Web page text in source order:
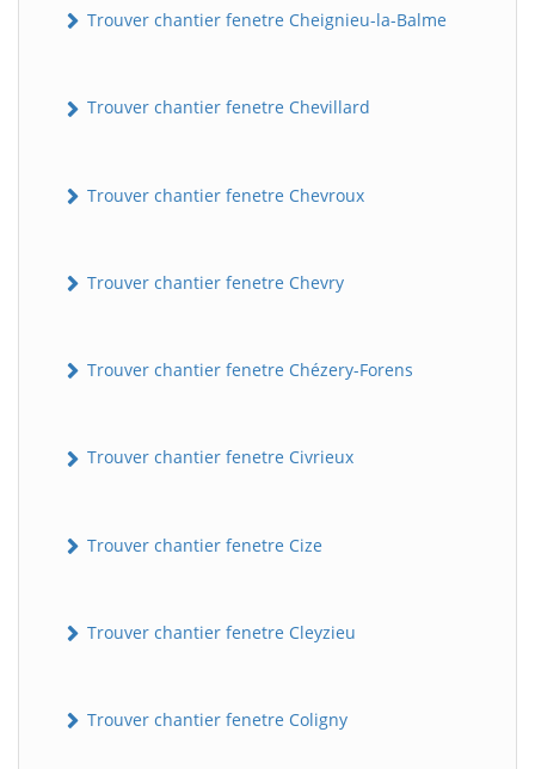
Trouver chantier fenetre Cheignieu-la-Balme
Trouver chantier fenetre Chevillard
Trouver chantier fenetre Chevroux
Trouver chantier fenetre Chevry
Trouver chantier fenetre Chézery-Forens
Trouver chantier fenetre Civrieux
Trouver chantier fenetre Cize
Trouver chantier fenetre Cleyzieu
Trouver chantier fenetre Coligny